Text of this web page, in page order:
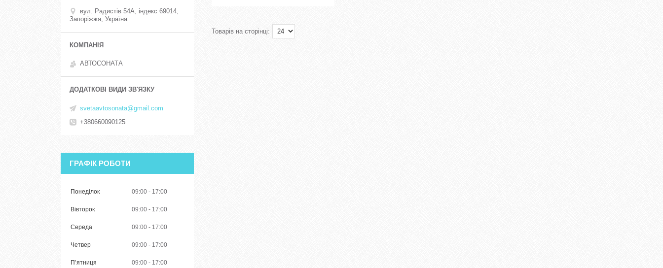
вул. Радистів 54А, індекс 69014,
Запоріжжя, Україна
АВТОСОНАТА
svetaavtosonata@gmail.com
+380660090125
ГРАФІК РОБОТИ
Понеділок 09:00 17:00
Вівторок 09:00 17:00
Середа 09:00 17:00
Четвер 09:00 17:00
Пʼятниця 09:00 17:00